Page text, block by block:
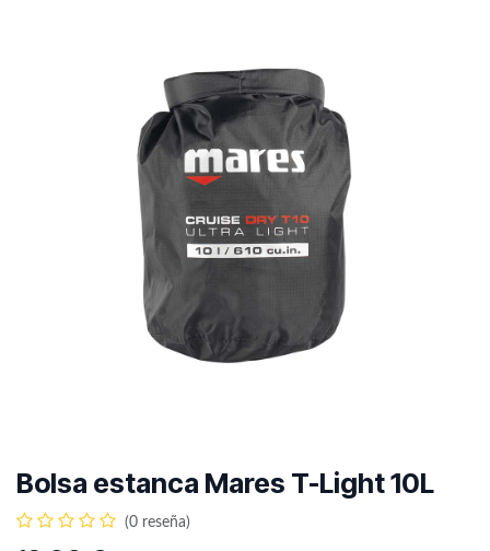
Bolsa estanca Mares T-Light 10L
(0 reseña)